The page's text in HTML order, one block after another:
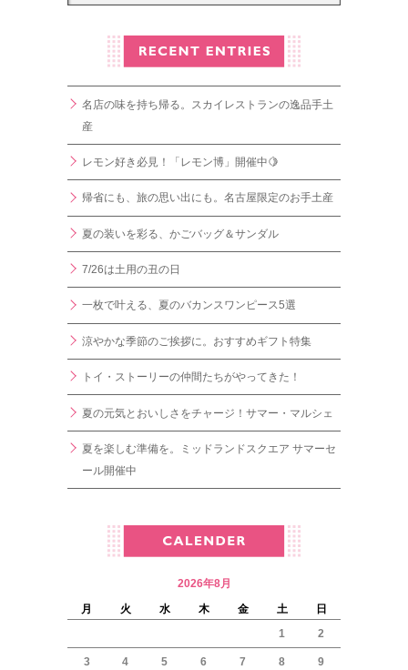
名店の味を持ち帰る。スカイレストランの逸品手土
産
レモン好き必見！「レモン博」開催中🍋
帰省にも、旅の思い出にも。名古屋限定のお手土産
夏の装いを彩る、かごバッグ＆サンダル
7/26は土用の丑の日
一枚で叶える、夏のバカンスワンピース5選
涼やかな季節のご挨拶に。おすすめギフト特集
トイ・ストーリーの仲間たちがやってきた！
夏の元気とおいしさをチャージ！サマー・マルシェ
夏を楽しむ準備を。ミッドランドスクエア サマーセ
ール開催中
2026年8月
月
火 水 木 金 土
日
1
2
3 4 5 6 7 8 9